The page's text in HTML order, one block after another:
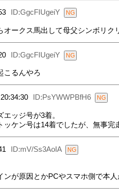
ID:GgcFIUgeiY
オークス馬出して母父シンボリ
ID:GgcFIUgeiY
こるんやろ
ID:PsYWWPBfH6
ッジ号が3着。
ッケン号は14着でしたが、無事
ID:mV/Ss3AoIA
が原因とかPCやスマホ側で本